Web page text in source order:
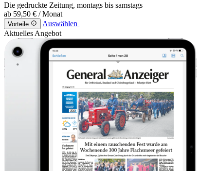
Die gedruckte Zeitung, montags bis samstags
ab 59,50 € / Monat
Vorteile
Auswählen
Aktuelles Angebot